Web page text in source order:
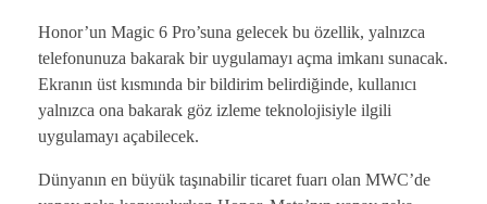
Honor’un Magic 6 Pro’suna gelecek bu özellik, yalnızca
telefonunuza bakarak bir uygulamayı açma imkanı sunacak.
Ekranın üst kısmında bir bildirim belirdiğinde, kullanıcı
yalnızca ona bakarak göz izleme teknolojisiyle ilgili
uygulamayı açabilecek.
Dünyanın en büyük taşınabilir ticaret fuarı olan MWC’de